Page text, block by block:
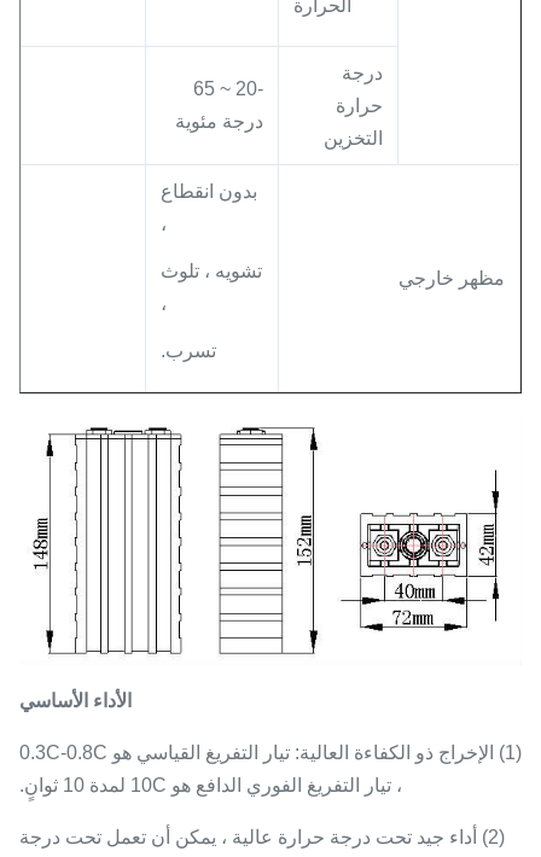
الحرارة
درجة
حرارة
التخزين
-20 ~ 65
درجة مئوية
مظهر خارجي
بدون انقطاع
،
تشويه ، تلوث
،
تسرب.
الأداء الأساسي
(1) الإخراج ذو الكفاءة العالية: تيار التفريغ القياسي هو 0.3C-0.8C
، تيار التفريغ الفوري الدافع هو 10C لمدة 10 ثوانٍ.
(2) أداء جيد تحت درجة حرارة عالية ، يمكن أن تعمل تحت درجة